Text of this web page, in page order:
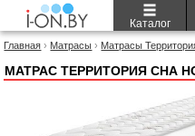
Каталог
Главная › Матрасы › Матрасы
МАТРАС ТЕРРИТОРИЯ СНА